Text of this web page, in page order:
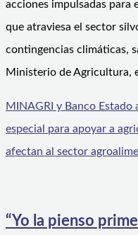
acciones impulsadas para
que atraviesa el sector
contingencias climáticas,
Ministerio de Agricultura,
MINAGRI y Banco
especial para apoyar a
afectan al sector
“Yo la pienso